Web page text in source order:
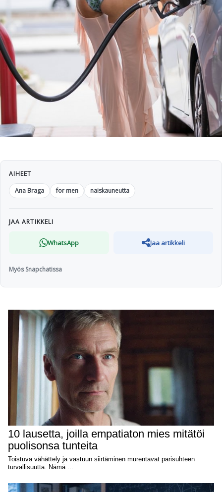
AIHEET
Ana Braga
for men naiskauneutta
JAA ARTIKKELI
WhatsApp Jaa artikkeli
Myös Snapchatissa